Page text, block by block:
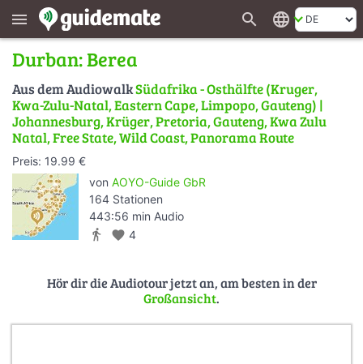
menu search language
Durban: Berea
Aus dem AudiowalkSüdafrika - Osthälfte (Kruger,
Kwa-Zulu-Natal, Eastern Cape, Limpopo, Gauteng) |
Johannesburg, Krüger, Pretoria, Gauteng, Kwa Zulu
Natal, Free State, Wild Coast, Panorama Route
Preis: 19.99 €
von AOYO-Guide GbR
164 Stationen
443:56 min Audio
directions_walk favorite 4
Hör dir die Audiotour jetzt an, am besten in der
Großansicht.